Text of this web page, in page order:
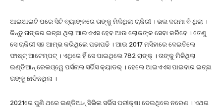
ଆଇଆଇଟି ପରେ ସିଟି ବ୍ୟାଙ୍କରେ ତାଙ୍କୁ ମିଳିଥିଲା ଚାକିରୀ । ଭଲ ଦରମା ବି ଥିଲା ।
କିନ୍ତୁ ତାଙ୍କର ଇଚ୍ଛା ଥିଲା ଆଇଏଏସ ହେବ ଆଉ ଲୋକଙ୍କ ସେବା କରିବେ । ତେଣୁ
ସେ ଚାକିରୀ ସହ ଆମ୍ଭ କରିଥିଲେ ପଢାପଢି । ଆଉ 2017 ମସିହାରେ ଦେଇତିଲେ
ଫାଷ୍ଟ୍ ଆଟେମ୍ପଟ୍ । ଏଥିରେ ହିଁ ସେ ପାଇଥିଲେ 782 ରାଙ୍କ୍ । ତାଙ୍କୁ ମିଳିଥିଲା
ଇଣ୍ଡିଆନ୍ ରେଲଓ୍ୱେ ପର୍ସନାଲ ସର୍ଭିସ କ୍ୟାଡର୍ । ହେଲେ ଆଇଏଏସ ପାଇବାର ଇଚ୍ଛା
ତାଙ୍କୁ ଛାଡିନଥିଲା ।
2021ରେ ପୁଣି ଥରେ ଇଣ୍ଡିଆନ୍ ସିଭିଲ ସର୍ଭିସ ପରୀକ୍ଷା ଦେଇଥିଲେ ନରେଶ । ଏଥର